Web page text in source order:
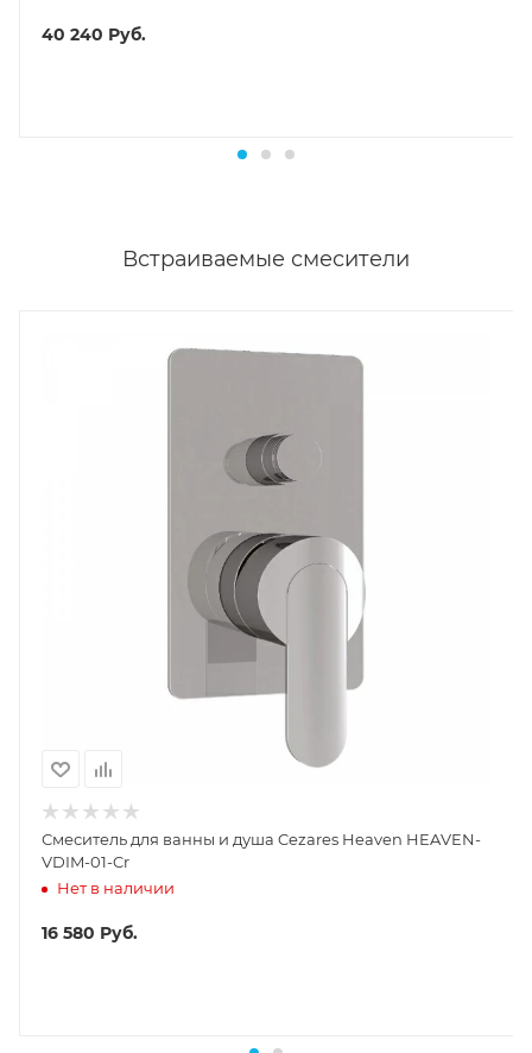
40 240 Руб.
Встраиваемые смесители
Смеситель для ванны и душа Cezares Heaven HEAVEN-
VDIM-01-Cr
Нет в наличии
16 580 Руб.